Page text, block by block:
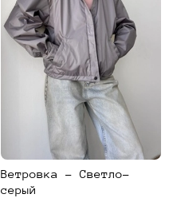
Ветровка - Светло-
серый